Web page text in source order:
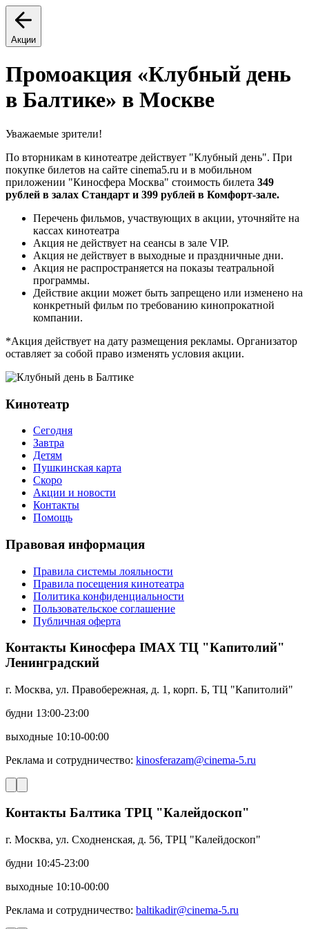
Акции
Промоакция «Клубный день
в Балтике» в Москве
Уважаемые зрители!
По вторникам в кинотеатре действует "Клубный день". При
покупке билетов на сайте cinema5.ru и в мобильном
приложении "Киносфера Москва" стоимость билета 349
рублей в залах Стандарт и 399 рублей в Комфорт-зале.
Перечень фильмов, участвующих в акции, уточняйте на
кассах кинотеатра
Акция не действует на сеансы в зале VIP.
Акция не действует в выходные и праздничные дни.
Акция не распространяется на показы театральной
программы.
Действие акции может быть запрещено или изменено на
конкретный фильм по требованию кинопрокатной
компании.
*Акция действует на дату размещения рекламы. Организатор
оставляет за собой право изменять условия акции.
Кинотеатр
Сегодня
Завтра
Детям
Пушкинская карта
Скоро
Акции и новости
Контакты
Помощь
Правовая информация
Правила системы лояльности
Правила посещения кинотеатра
Политика конфиденциальности
Пользовательское соглашение
Публичная оферта
Контакты Киносфера IMAX ТЦ "Капитолий"
Ленинградский
г. Москва, ул. Правобережная, д. 1, корп. Б, ТЦ "Капитолий"
будни 13:00-23:00
выходные 10:10-00:00
Реклама и сотрудничество: kinosferazam@cinema-5.ru
Контакты Балтика ТРЦ "Калейдоскоп"
г. Москва, ул. Сходненская, д. 56, ТРЦ "Калейдоскоп"
будни 10:45-23:00
выходные 10:10-00:00
Реклама и сотрудничество: baltikadir@cinema-5.ru